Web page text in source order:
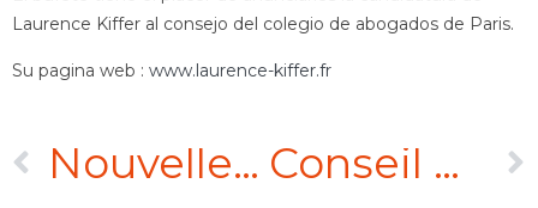
Laurence Kiffer al consejo del colegio de abogados de Paris.
Su pagina web : www.laurence-kiffer.fr
Nouvelle adresse Conseil de l’Ordre du Barreau de Paris